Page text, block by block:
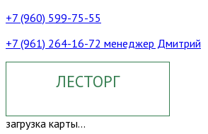
+7 (960) 599-75-55
+7 (961) 264-16-72 менеджер Дмитрий
ЛЕСТОРГ
загрузка карты...